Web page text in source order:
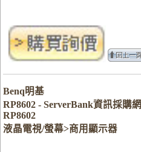
Benq明基
RP8602 - ServerBank資訊採購網
RP8602
液晶電視/螢幕>商用顯示器